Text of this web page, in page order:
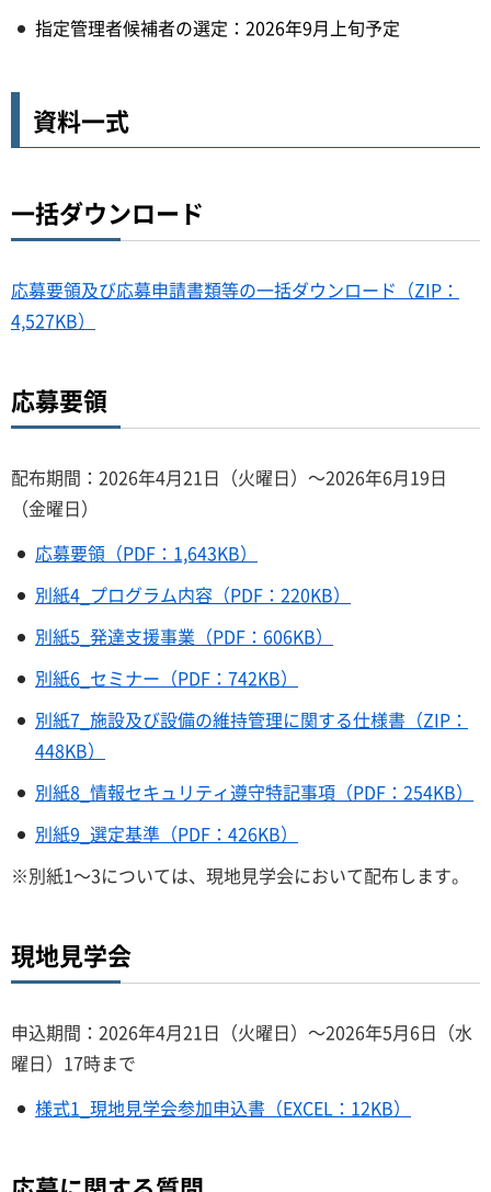
指定管理者候補者の選定：2026年9月上旬予定
資料一式
一括ダウンロード
応募要領及び応募申請書類等の一括ダウンロード（ZIP：
4,527KB）
応募要領
配布期間：2026年4月21日（火曜日）～2026年6月19日
（金曜日）
応募要領（PDF：1,643KB）
別紙4_プログラム内容（PDF：220KB）
別紙5_発達支援事業（PDF：606KB）
別紙6_セミナー（PDF：742KB）
別紙7_施設及び設備の維持管理に関する仕様書（ZIP：
448KB）
別紙8_情報セキュリティ遵守特記事項（PDF：254KB）
別紙9_選定基準（PDF：426KB）
※別紙1～3については、現地見学会において配布します。
現地見学会
申込期間：2026年4月21日（火曜日）～2026年5月6日（水
曜日）17時まで
様式1_現地見学会参加申込書（EXCEL：12KB）